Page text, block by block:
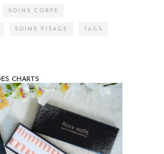
SOINS CORPS
SOINS VISAGE TAGS
CHARTS